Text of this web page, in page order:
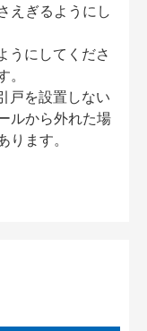
えぎるようにし
うにしてくださ
戸を設置しない
ルから外れた場
ます。